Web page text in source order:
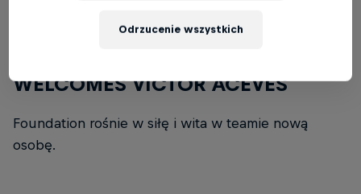
WELCOMES VICTOR ACEVES
Foundation rośnie w siłę i wita w teamie nową
osobę.
Odrzucenie wszystkich